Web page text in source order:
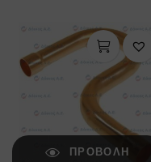
ΠΡΟΒΟΛΉ